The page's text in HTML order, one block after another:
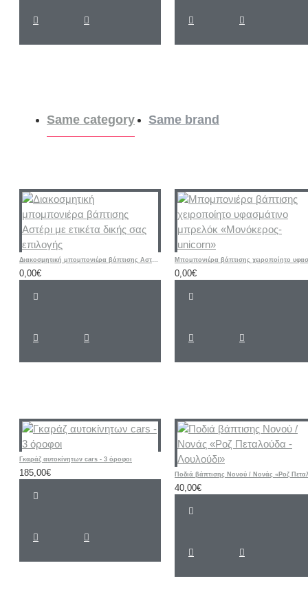
Same category Same brand
Διακοσμητική μπομπονιέρα βάπτισης Αστέρι με ετικέτα δικής σας επιλογής
0,00€ 0,00€
Γκαράζ αυτοκίνητων cars - 3 όροφοι
185,00€
40,00€